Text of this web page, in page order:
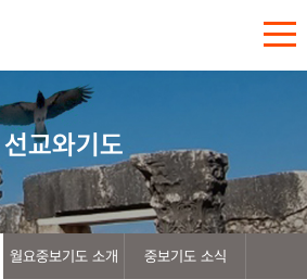
선교와기도
월요중보기도 소개 중보기도 소식